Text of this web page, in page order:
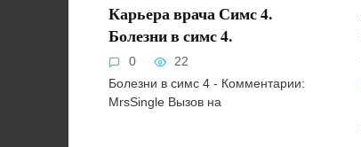
Карьера врача Симс 4.
Болезни в симс 4.
0 22
Болезни в симс 4 - Комментарии:
MrsSingle Вызов на